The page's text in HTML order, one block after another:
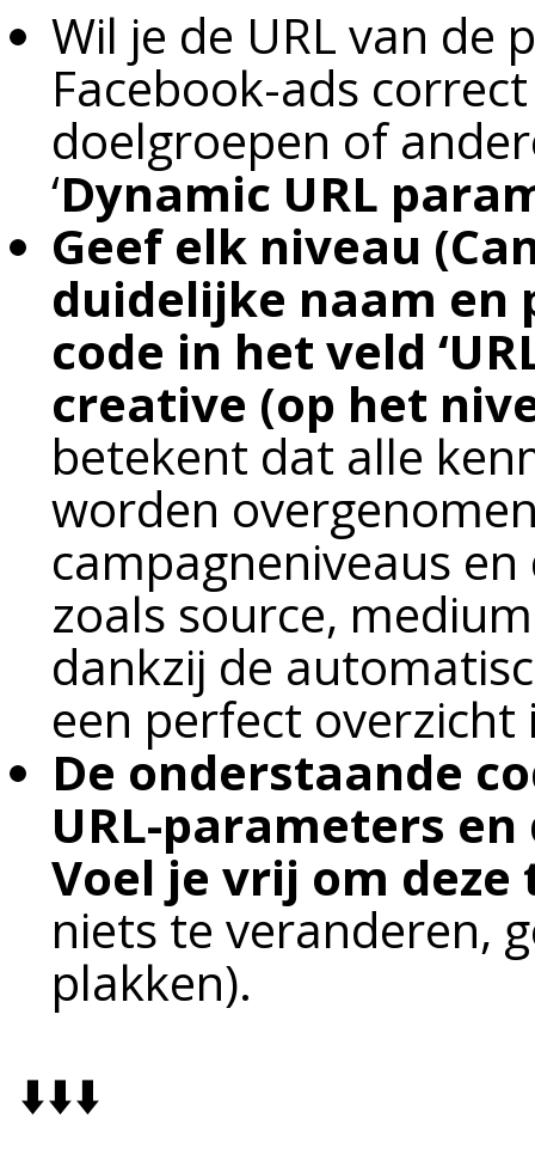
Wil je de URL van de
Facebook-ads
doelgroepen of
‘Dynamic URL
Geef elk niveau
duidelijke naam en
code in het veld
creative (op het
betekent dat alle
worden
campagneniveaus
zoals source,
dankzij de
een perfect overzicht
De onderstaande
URL-parameters
Voel je vrij om
niets te veranderen,
plakken).
⬇️⬇️⬇️